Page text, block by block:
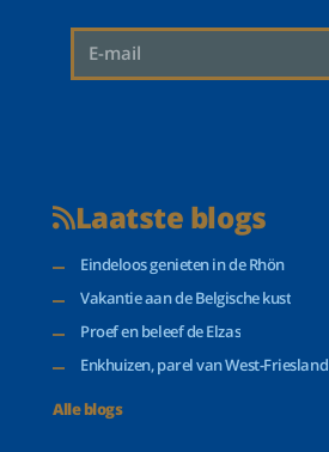
Laatste blogs
Eindeloos genieten in de Rhön
Vakantie aan de Belgische kust
Proef en beleef de Elzas
Enkhuizen, parel van West-Friesland
Alle blogs